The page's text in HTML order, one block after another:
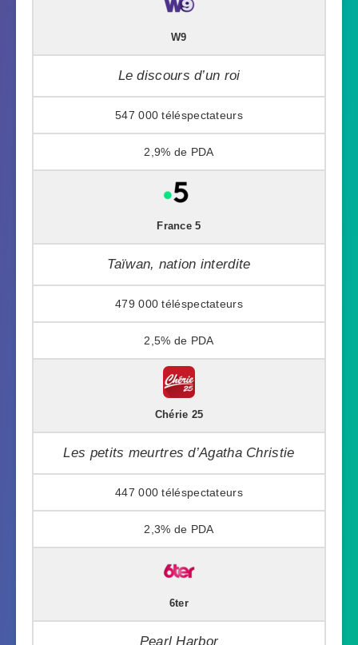
W9
Le discours d’un roi
547 000
2,9%
France 5
Taïwan, nation interdite
479 000
2,5%
Chérie 25
Les petits meurtres d’Agatha Christie
447 000
2,3%
6ter
Pearl Harbor